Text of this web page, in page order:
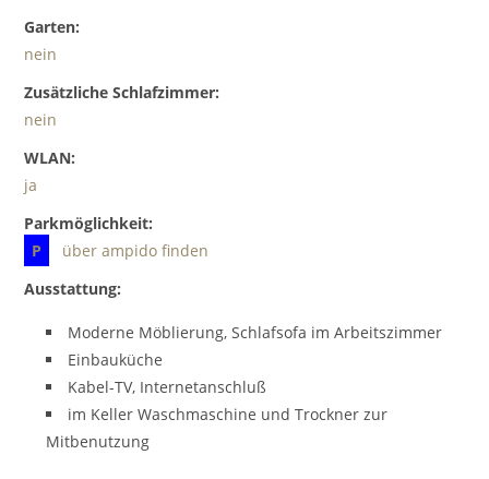
Garten:
nein
Zusätzliche Schlafzimmer:
nein
WLAN:
ja
Parkmöglichkeit:
P
über ampido finden
Ausstattung:
Moderne Möblierung, Schlafsofa im Arbeitszimmer
Einbauküche
Kabel-TV, Internetanschluß
im Keller Waschmaschine und Trockner zur
Mitbenutzung